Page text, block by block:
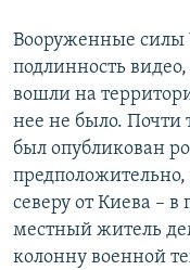
Вооруженные
подлинность
вошли на
нее не было. Почти
был опубликован
северу от Киева – в
местный житель
колонну военной